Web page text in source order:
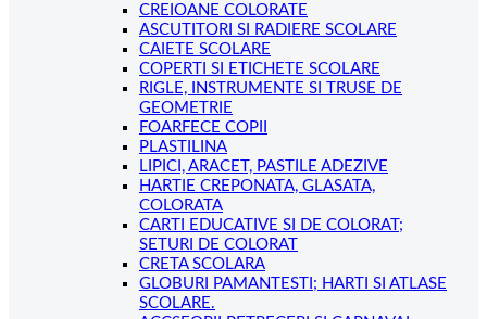
CREIOANE COLORATE
ASCUTITORI SI RADIERE SCOLARE
CAIETE SCOLARE
COPERTI SI ETICHETE SCOLARE
RIGLE, INSTRUMENTE SI TRUSE DE
GEOMETRIE
FOARFECE COPII
PLASTILINA
LIPICI, ARACET, PASTILE ADEZIVE
HARTIE CREPONATA, GLASATA,
COLORATA
CARTI EDUCATIVE SI DE COLORAT;
SETURI DE COLORAT
CRETA SCOLARA
GLOBURI PAMANTESTI; HARTI SI ATLASE
SCOLARE.